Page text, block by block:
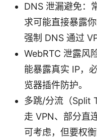
DNS 泄漏避免：
求可能直接暴露
强制 DNS 通过
WebRTC 泄露风
能暴露真实 IP，
览器插件防护。
多跳/分流（Split
走 VPN、部分直
可考虑，但要权衡